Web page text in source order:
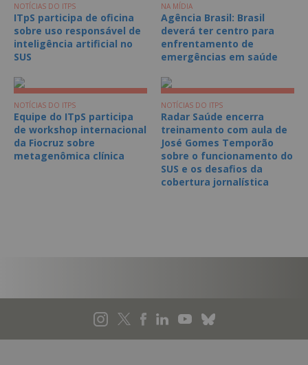
NOTÍCIAS DO ITPS
ITpS participa de oficina
sobre uso responsável de
inteligência artificial no
SUS
NA MÍDIA
Agência Brasil: Brasil
deverá ter centro para
enfrentamento de
emergências em saúde
NOTÍCIAS DO ITPS
Equipe do ITpS participa
de workshop internacional
da Fiocruz sobre
metagenômica clínica
NOTÍCIAS DO ITPS
Radar Saúde encerra
treinamento com aula de
José Gomes Temporão
sobre o funcionamento do
SUS e os desafios da
cobertura jornalística